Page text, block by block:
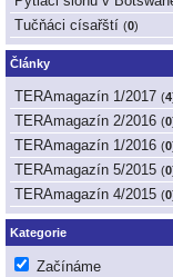
Tučňáci císařští (0)
Články
TERAmagazín 1/2017 (4
TERAmagazín 2/2016 (0
TERAmagazín 1/2016 (0
TERAmagazín 5/2015 (0
TERAmagazín 4/2015 (0
Kategorie
Začínáme